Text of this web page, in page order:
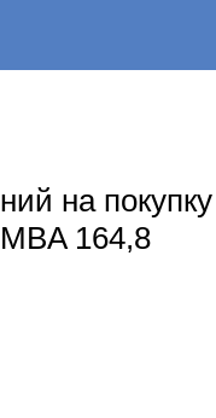
на покупку
164,8